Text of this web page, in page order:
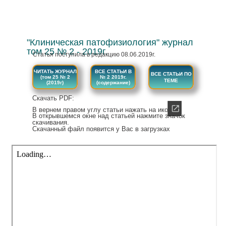
"Клиническая патофизиология" журнал
том 25 № 2 - 2019г.
Статья поступила в редакцию 08.06.2019г.
ВСЕ СТАТЬИ ПО
ТЕМЕ
ВСЕ СТАТЬИ В
№ 2 2019г.
(содержание)
ЧИТАТЬ ЖУРНАЛ
(том 25 № 2
(2019г)
В вернем правом углу статьи нажать на иконку :
В открывшемся окне над статьей нажмите значок
скачивания.
Скачанный файл появится у Вас в загрузках
Скачать PDF: